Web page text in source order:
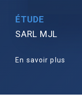
ÉTUDE
SARL MJL
En savoir plus